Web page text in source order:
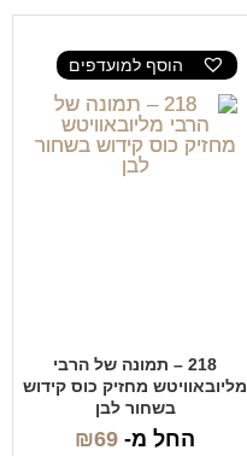
הוסף למועדפים
218 – תמונה של הרבי
מליובאוויטש מחזיק כוס קידוש
בשחור לבן
החל מ- ₪69